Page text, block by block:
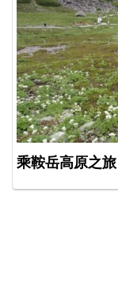
乘鞍岳高原之旅